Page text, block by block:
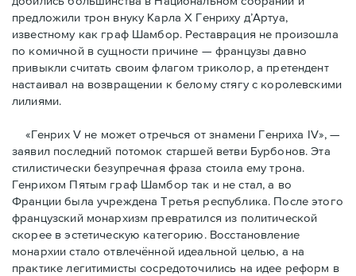
предложили трон внуку Карла Х Генриху д’Артуа,
известному как граф Шамбор. Реставрация не произошла
по комичной в сущности причине — французы давно
привыкли считать своим флагoм триколор, а претендент
настаивал на возвращении к белому стягу с королевскими
лилиями.
«Генрих V не может отречься от знамени Генриха IV», —
заявил последний потомок старшей ветви Бурбонов. Эта
стилистически безупречная фраза стоила ему трона.
Генрихом Пятым граф Шамбор так и не стал, а во
Франции была учреждена Третья республика. После этого
французский монархизм превратился из политической
скорее в эстетическую категорию. Восстановление
монархии стало отвлечённой идеальной целью, а на
практике легитимисты сосредоточились на идее реформ в